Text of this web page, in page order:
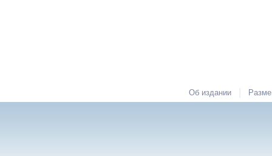
Об издании |